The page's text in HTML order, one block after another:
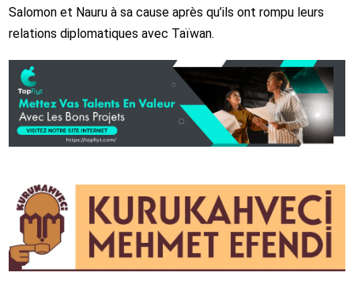
Salomon et Nauru à sa cause après qu’ils ont rompu leurs
relations diplomatiques avec Taïwan.